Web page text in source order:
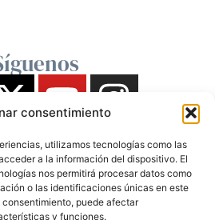
consentimiento
utilizamos tecnologías como las
a la información del dispositivo. El
nos permitirá procesar datos como
o las identificaciones únicas en este
puede afectar
y funciones.